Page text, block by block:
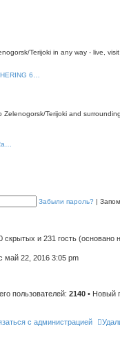
Terijoki in any way - live,
6…
Terijoki and
Забыли пароль? |
скрытых и 231 гость (основано
май 22, 2016 3:05 pm
пользователей: 2140 • Новый
с администрацией